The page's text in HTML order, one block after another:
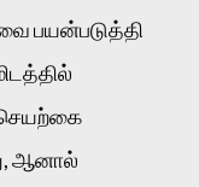
பயன்படுத்தி
செயற்கை
ஆனால்